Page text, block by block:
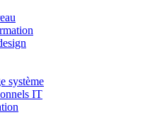
système
IT